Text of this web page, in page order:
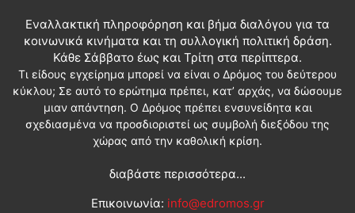
Εναλλακτική πληροφόρηση και βήμα διαλόγου για τα
κοινωνικά κινήματα και τη συλλογική πολιτική δράση.
Κάθε Σάββατο έως και Τρίτη στα περίπτερα.
Τι είδους εγχείρημα μπορεί να είναι ο Δρόμος του δεύτερου
κύκλου; Σε αυτό το ερώτημα πρέπει, κατ’ αρχάς, να δώσουμε
μιαν απάντηση. Ο Δρόμος πρέπει ενσυνείδητα και
σχεδιασμένα να προσδιοριστεί ως συμβολή διεξόδου της
χώρας από την καθολική κρίση.
διαβάστε περισσότερα...
Επικοινωνία: info@edromos.gr